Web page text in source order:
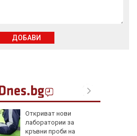
Откриват нови
лаборатории за
кръвни проби на
ДОБАВИ